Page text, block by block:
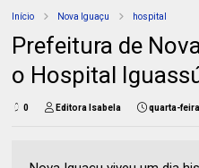
Início Nova Iguaçu hospital
Prefeitura de
o Hospital
0 Editora Isabela quarta-